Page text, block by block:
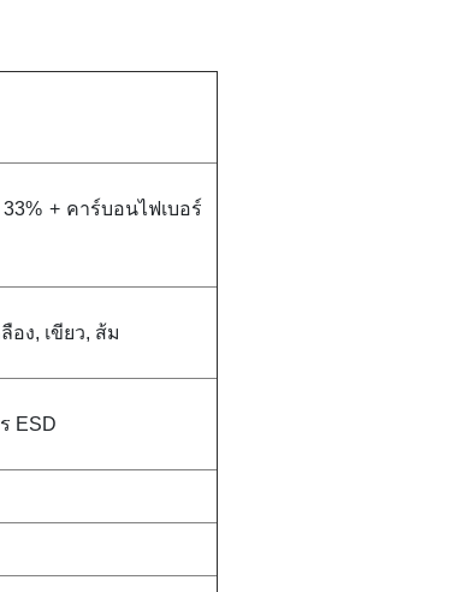
+ คาร์บอนไฟเบอร์
อง, เขียว, ส้ม
ESD